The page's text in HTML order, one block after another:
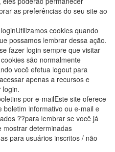
as preferências do seu site ao
cookies quando
possamos lembrar dessa ação.
fazer login sempre que visitar
são normalmente
você efetua logout para
apenas a recursos e
login.
por e-mailEste site oferece
boletim informativo ou e-mail e
??para lembrar se você já
mostrar determinadas
para usuários inscritos / não